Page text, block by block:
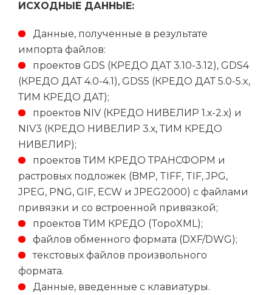
ИСХОДНЫЕ ДАННЫЕ:
Данные, полученные в результате
импорта файлов:
проектов GDS (КРЕДО ДАТ 3.10-3.12), GDS4
(КРЕДО ДАТ 4.0-4.1), GDS5 (КРЕДО ДАТ 5.0-5.x,
ТИМ КРЕДО ДАТ);
проектов NIV (КРЕДО НИВЕЛИР 1.х-2.х) и
NIV3 (КРЕДО НИВЕЛИР 3.х, ТИМ КРЕДО
НИВЕЛИР);
проектов ТИМ КРЕДО ТРАНСФОРМ и
растровых подложек (BMP, TIFF, TIF, JPG,
JPEG, PNG, GIF, ECW и JPEG2000) с файлами
привязки и со встроенной привязкой;
проектов ТИМ КРЕДО (TopoXML);
файлов обменного формата (DXF/DWG);
текстовых файлов произвольного
формата.
Данные, введенные с клавиатуры.